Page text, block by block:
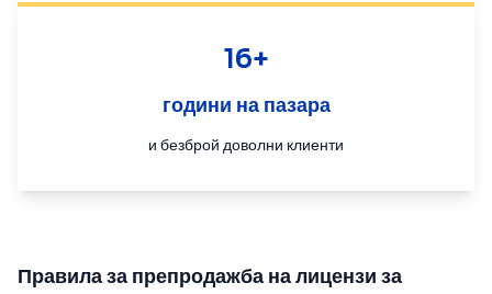
16+
години на пазара
и безброй доволни клиенти
Правила за препродажба на лицензи за